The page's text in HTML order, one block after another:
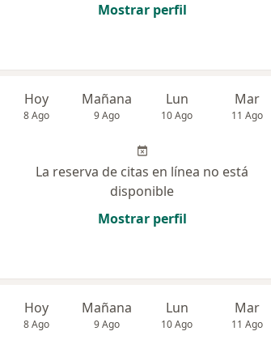
Mostrar perfil
Hoy
8 Ago
Mañana
9 Ago
Lun
10 Ago
Mar
11 Ago
La reserva de citas en línea no está
disponible
Mostrar perfil
Hoy
8 Ago
Mañana
9 Ago
Lun
10 Ago
Mar
11 Ago